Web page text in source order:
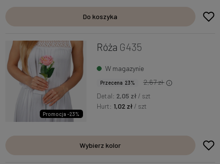
Do koszyka
Promocja -23%
Róża G435
W magazynie
Przecena 23%
2,67 zł
Detal: 2,05 zł/ szt
Hurt: 1,02 zł/ szt
Wybierz kolor